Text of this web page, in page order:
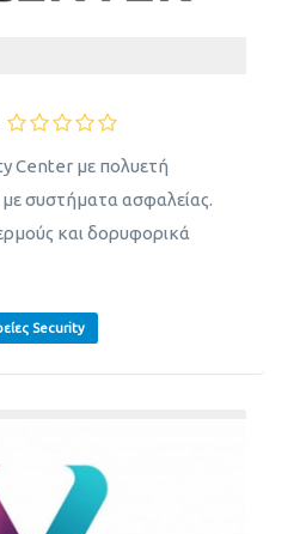
Center με πολυετή
με συστήματα ασφαλείας.
και δορυφορικά
Security